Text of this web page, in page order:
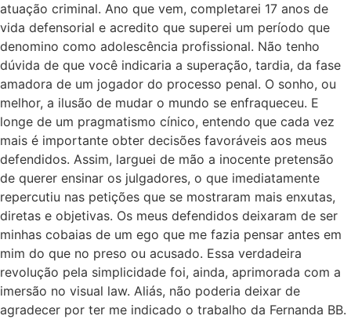
atuação criminal. Ano que vem, completarei 17 anos de
vida defensorial e acredito que superei um período que
denomino como adolescência profissional. Não tenho
dúvida de que você indicaria a superação, tardia, da fase
amadora de um jogador do processo penal. O sonho, ou
melhor, a ilusão de mudar o mundo se enfraqueceu. E
longe de um pragmatismo cínico, entendo que cada vez
mais é importante obter decisões favoráveis aos meus
defendidos. Assim, larguei de mão a inocente pretensão
de querer ensinar os julgadores, o que imediatamente
repercutiu nas petições que se mostraram mais enxutas,
diretas e objetivas. Os meus defendidos deixaram de ser
minhas cobaias de um ego que me fazia pensar antes em
mim do que no preso ou acusado. Essa verdadeira
revolução pela simplicidade foi, ainda, aprimorada com a
imersão no visual law. Aliás, não poderia deixar de
agradecer por ter me indicado o trabalho da Fernanda BB.